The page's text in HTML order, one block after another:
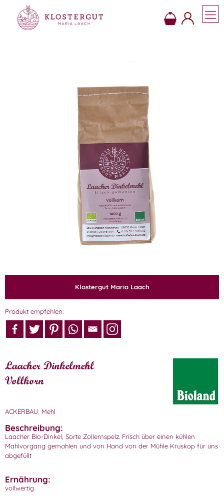
Klostergut Maria Laach
Produkt empfehlen:
Laacher Dinkelmehl
Vollkorn
ACKERBAU Mehl
Beschreibung:
Laacher Bio-Dinkel, Sorte Zollernspelz. Frisch über einen kühlen
Mahlvorgang gemahlen und von Hand von der Mühle Kruskop für uns
abgefüllt
Ernährung:
vollwertig